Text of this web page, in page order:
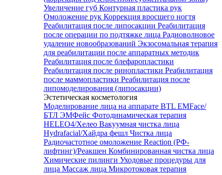
Увеличение губ Контурная пластика рук
Омоложение рук Коррекция вросшего ногтя
Реабилитация после липосакции Реабилитация
после операции по подтяжке лица Радиоволновое
удаление новообразований Экзосомальная терапия
для реабилитации после аппаратных методик
Реабилитация после блефаропластики
Реабилитация после ринопластики Реабилитация
после маммопластики Реабилитация после
липомоделирования (липосакции)
Эстетическая косметология
Моделирование лица на аппарате BTL EMFace/
БТЛ ЭМФейс Фотодинамическая терапия
HELEO4/Хелео Вакуумная чистка лица
Hydrafacial/Хайдра фешл Чистка лица
Радиочастотное омоложение Reaction (РФ-
лифтинг)/Реакшен Комбинированная чистка лица
Химические пилинги Уходовые процедуры для
лица Массаж лица Микротоковая терапия